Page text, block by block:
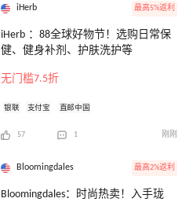
iHerb 最高5%返利
iHerb ：88全球好物节！选购日常保
健、健身补剂、护肤洗护等
无门槛7.5折
银联 支付宝 直邮中国
57 1 刚刚
Bloomingdales 最高2%返利
Bloomingdales：时尚热卖！入手珑